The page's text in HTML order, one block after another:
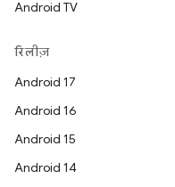
Android TV
रिलीज़
Android 17
Android 16
Android 15
Android 14